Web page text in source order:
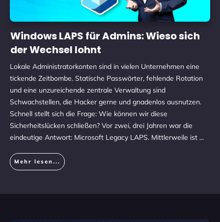
Windows LAPS für Admins: Wieso sich
der Wechsel lohnt
Lokale Administratorkonten sind in vielen Unternehmen eine
tickende Zeitbombe. Statische Passwörter, fehlende Rotation
und eine unzureichende zentrale Verwaltung sind
Schwachstellen, die Hacker gerne und gnadenlos ausnutzen.
Schnell stellt sich die Frage: Wie können wir diese
Sicherheitslücken schließen? Vor zwei, drei Jahren war die
eindeutige Antwort: Microsoft Legacy LAPS. Mittlerweile ist ...
Mehr lesen...